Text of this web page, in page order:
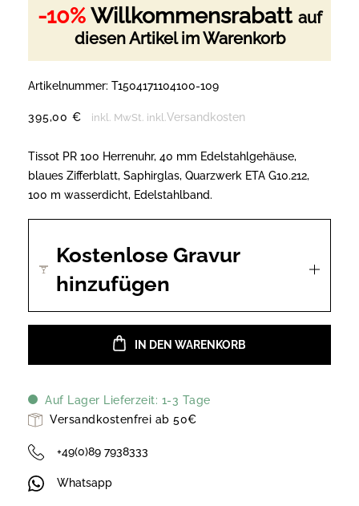
-10%Willkommensrabatt auf
diesen Artikel im Warenkorb
Artikelnummer: T1504171104100-109
395,00 € inkl. MwSt. inkl. Versandkosten
Tissot PR 100 Herrenuhr, 40 mm Edelstahlgehäuse,
blaues Zifferblatt, Saphirglas, Quarzwerk ETA G10.212,
100 m wasserdicht, Edelstahlband.
Kostenlose Gravur
hinzufügen
IN DEN WARENKORB
Auf Lager Lieferzeit: 1-3 Tage
Versandkostenfrei ab 50€
+49(0)89 7938333
Whatsapp